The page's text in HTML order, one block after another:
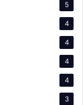
5
4
4
4
4
3